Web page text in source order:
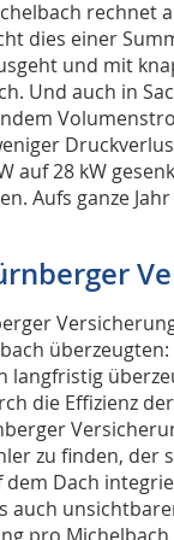
rechnet
dies einer
und mit
Und auch in
auf 28 kW
Aufs ganze
langfristig
die Effizienz
zu finden,
Dach
auch